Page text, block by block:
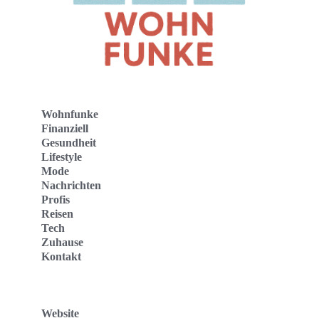
Wohnfunke
Finanziell
Gesundheit
Lifestyle
Mode
Nachrichten
Profis
Reisen
Tech
Zuhause
Kontakt
Website